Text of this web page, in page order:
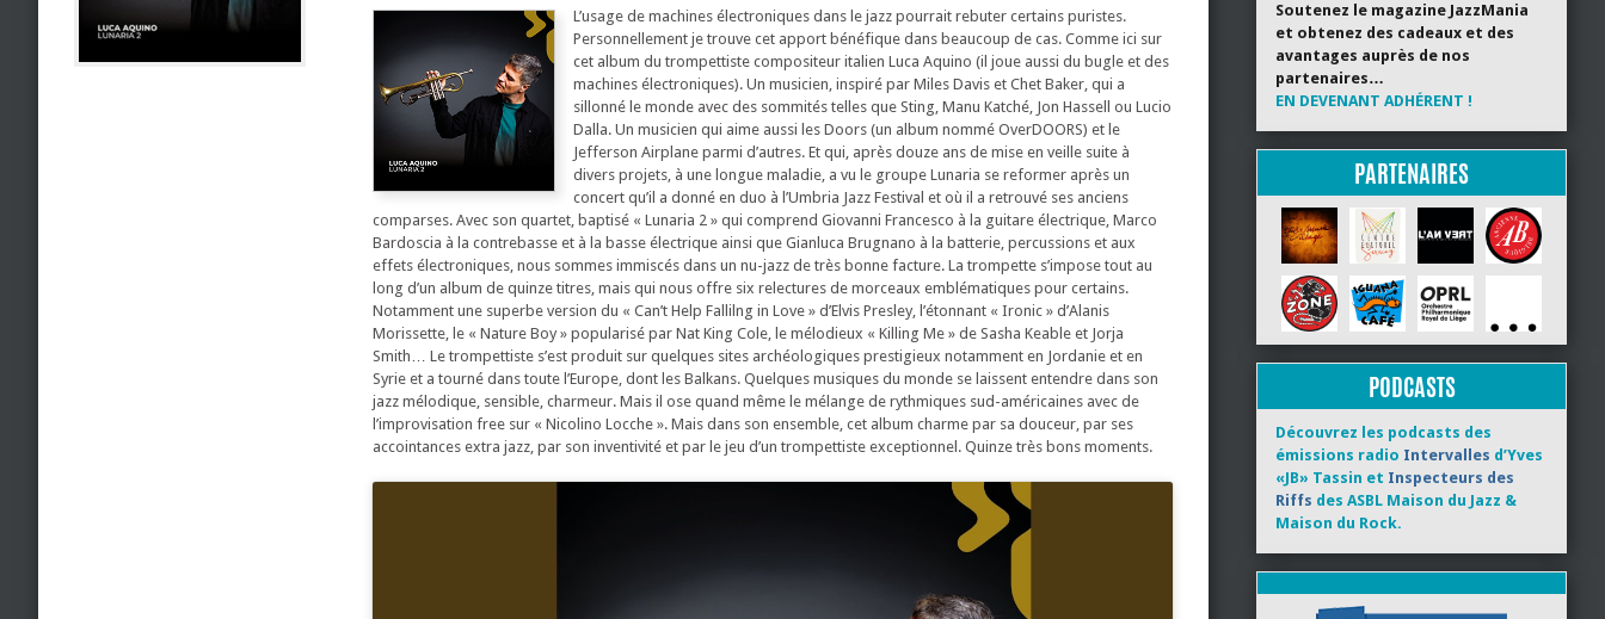
L’usage de machines électroniques dans le jazz pourrait rebuter certains puristes.
Personnellement je trouve cet apport bénéfique dans beaucoup de cas. Comme ici sur
cet album du trompettiste compositeur italien Luca Aquino (il joue aussi du bugle et des
machines électroniques). Un musicien, inspiré par Miles Davis et Chet Baker, qui a
sillonné le monde avec des sommités telles que Sting, Manu Katché, Jon Hassell ou Lucio
Dalla. Un musicien qui aime aussi les Doors (un album nommé OverDOORS) et le
Jefferson Airplane parmi d’autres. Et qui, après douze ans de mise en veille suite à
divers projets, à une longue maladie, a vu le groupe Lunaria se reformer après un
concert qu’il a donné en duo à l’Umbria Jazz Festival et où il a retrouvé ses anciens
comparses. Avec son quartet, baptisé « Lunaria 2 » qui comprend Giovanni Francesco à la guitare électrique, Marco
Bardoscia à la contrebasse et à la basse électrique ainsi que Gianluca Brugnano à la batterie, percussions et aux
effets électroniques, nous sommes immiscés dans un nu-jazz de très bonne facture. La trompette s’impose tout au
long d’un album de quinze titres, mais qui nous offre six relectures de morceaux emblématiques pour certains.
Notamment une superbe version du « Can’t Help Fallilng in Love » d’Elvis Presley, l’étonnant « Ironic » d’Alanis
Morissette, le « Nature Boy » popularisé par Nat King Cole, le mélodieux « Killing Me » de Sasha Keable et Jorja
Smith… Le trompettiste s’est produit sur quelques sites archéologiques prestigieux notamment en Jordanie et en
Syrie et a tourné dans toute l’Europe, dont les Balkans. Quelques musiques du monde se laissent entendre dans son
jazz mélodique, sensible, charmeur. Mais il ose quand même le mélange de rythmiques sud-américaines avec de
l’improvisation free sur « Nicolino Locche ». Mais dans son ensemble, cet album charme par sa douceur, par ses
accointances extra jazz, par son inventivité et par le jeu d’un trompettiste exceptionnel. Quinze très bons moments.
Soutenez le magazine JazzMania
et obtenez des cadeaux et des
avantages auprès de nos
partenaires…
EN DEVENANT ADHÉRENT !
PARTENAIRES
PODCASTS
Découvrez les podcasts des
émissions radio Intervalles d’Yves
«JB» Tassin et Inspecteurs des
Riffs des ASBL Maison du Jazz &
Maison du Rock.